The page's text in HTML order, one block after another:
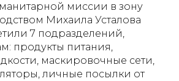
миссии в зону
Михаила Усталова
7 подразделений,
продукты питания,
маскировочные сети,
личные посылки от